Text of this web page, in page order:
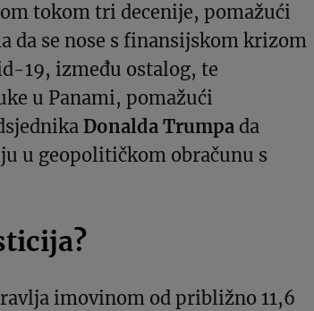
tokom tri decenije, pomažući
da se nose s finansijskom krizom
19, između ostalog, te
u Panami, pomažući
Donalda Trumpa da
u geopolitičkom obračunu s
imovinom od približno 11,6